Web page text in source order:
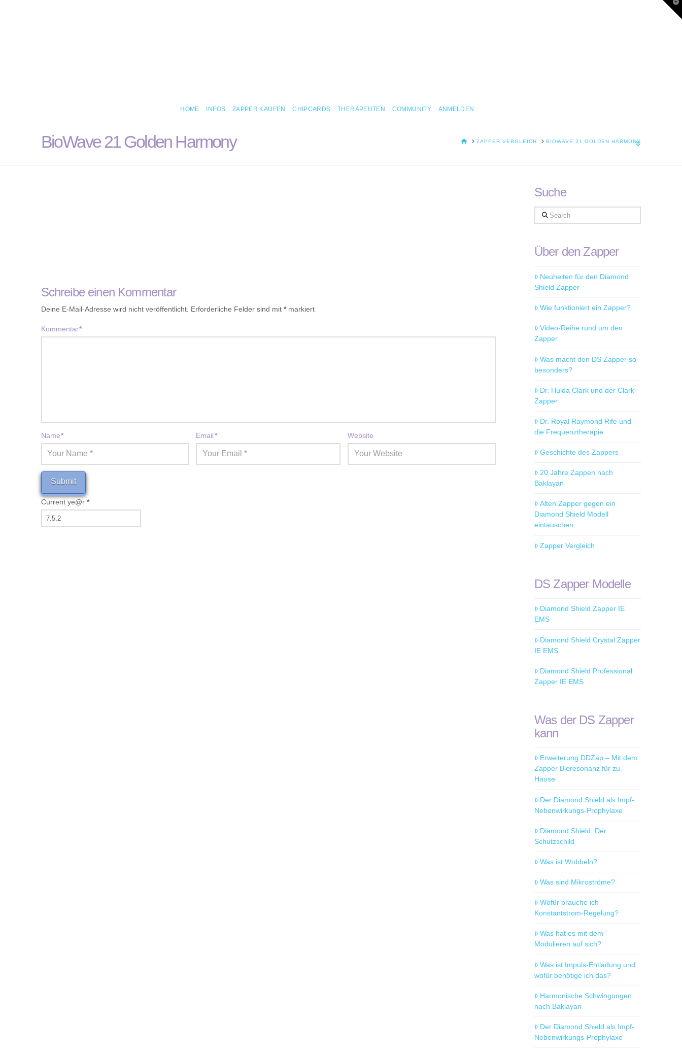
HOME INFOS ZAPPER KAUFEN CHIPCARDS THERAPEUTEN COMMUNITY ANMELDEN
BioWave 21 Golden Harmony HOMEZAPPER VERGLEICH BIOWAVE 21 GOLDEN HARMONY
Schreibe einen Kommentar
Deine E-Mail-Adresse wird nicht veröffentlicht. Erforderliche Felder sind mit *markiert
Kommentar*
Name* Email* Website
Current ye@r *
Suche
Search
Über den Zapper
Neuheiten für den Diamond
Shield Zapper
Wie funktioniert ein Zapper?
Video-Reihe rund um den
Zapper
Was macht den DS Zapper so
besonders?
Dr. Hulda Clark und der Clark-
Zapper
Dr. Royal Raymond Rife und
die Frequenztherapie
Geschichte des Zappers
20 Jahre Zappen nach
Baklayan
Alten Zapper gegen ein
Diamond Shield Modell
eintauschen
Zapper Vergleich
DS Zapper Modelle
Diamond Shield Zapper IE
EMS
Diamond Shield Crystal Zapper
IE EMS
Diamond Shield Professional
Zapper IE EMS
Was der DS Zapper
kann
Erweiterung DDZap – Mit dem
Zapper Bioresonanz für zu
Hause
Der Diamond Shield als Impf-
Nebenwirkungs-Prophylaxe
Diamond Shield: Der
Schutzschild
Was ist Wobbeln?
Was sind Mikroströme?
Wofür brauche ich
Konstantstrom-Regelung?
Was hat es mit dem
Modulieren auf sich?
Was ist Impuls-Entladung und
wofür benötige ich das?
Harmonische Schwingungen
nach Baklayan
Der Diamond Shield als Impf-
Nebenwirkungs-Prophylaxe